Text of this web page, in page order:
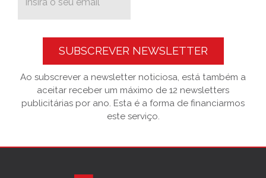
SUBSCREVER NEWSLETTER
Ao subscrever a newsletter noticiosa, está também a
aceitar receber um máximo de 12 newsletters
publicitárias por ano. Esta é a forma de financiarmos
este serviço.